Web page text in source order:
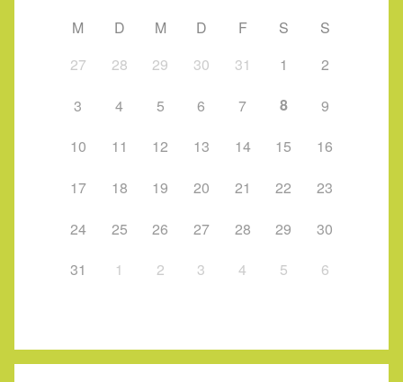
M D M D F S
S
27
28 29 30 31 1
2
3
4 5 6 7 8
9
10
11 12 13 14 15
16
17
18 19 20 21 22
23
24
25 26 27 28 29
30
31
1 2 3 4 5 6